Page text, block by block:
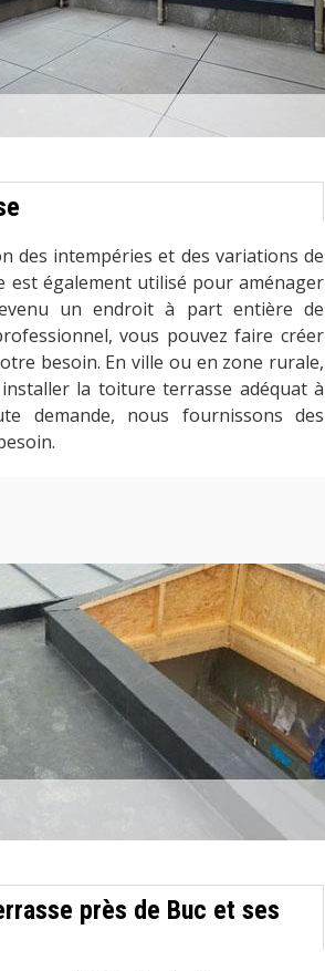
des intempéries et des variations de
également utilisé pour aménager
un endroit à part entière de
vous pouvez faire créer
besoin. En ville ou en zone rurale,
la toiture terrasse adéquat à
demande, nous fournissons des
près de Buc et ses